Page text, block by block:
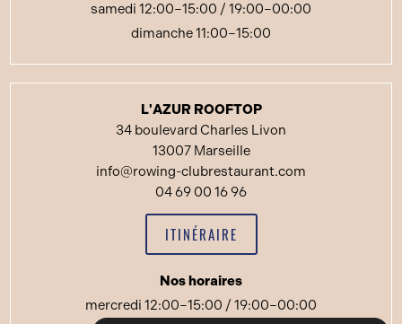
samedi 12:00–15:00 / 19:00–00:00
dimanche 11:00–15:00
L'AZUR ROOFTOP
34 boulevard Charles Livon
13007 Marseille
info@rowing-clubrestaurant.com
04 69 00 16 96
ITINÉRAIRE
Nos horaires
mercredi 12:00–15:00 / 19:00–00:00